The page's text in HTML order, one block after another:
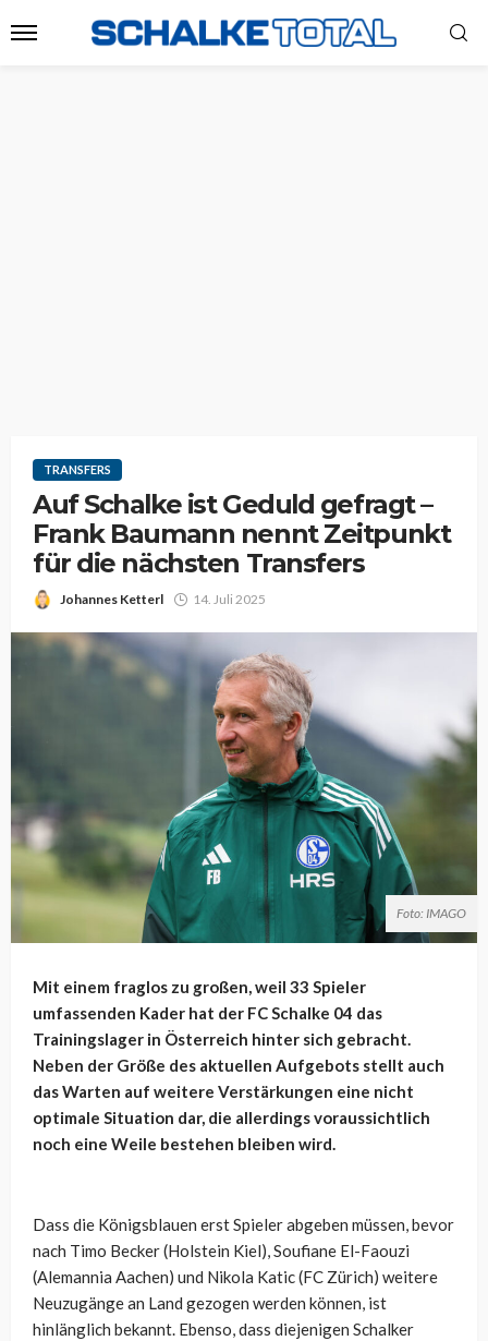
TRANSFERS
Auf Schalke ist Geduld gefragt –
Frank Baumann nennt Zeitpunkt
für die nächsten Transfers
Johannes Ketterl 14. Juli 2025
Foto: IMAGO
Mit einem fraglos zu großen, weil 33 Spieler
umfassenden Kader hat der FC Schalke 04 das
Trainingslager in Österreich hinter sich gebracht.
Neben der Größe des aktuellen Aufgebots stellt auch
das Warten auf weitere Verstärkungen eine nicht
optimale Situation dar, die allerdings voraussichtlich
noch eine Weile bestehen bleiben wird.
Dass die Königsblauen erst Spieler abgeben müssen, bevor
nach Timo Becker (Holstein Kiel), Soufiane El-Faouzi
(Alemannia Aachen) und Nikola Katic (FC Zürich) weitere
Neuzugänge an Land gezogen werden können, ist
hinlänglich bekannt. Ebenso, dass diejenigen Schalker